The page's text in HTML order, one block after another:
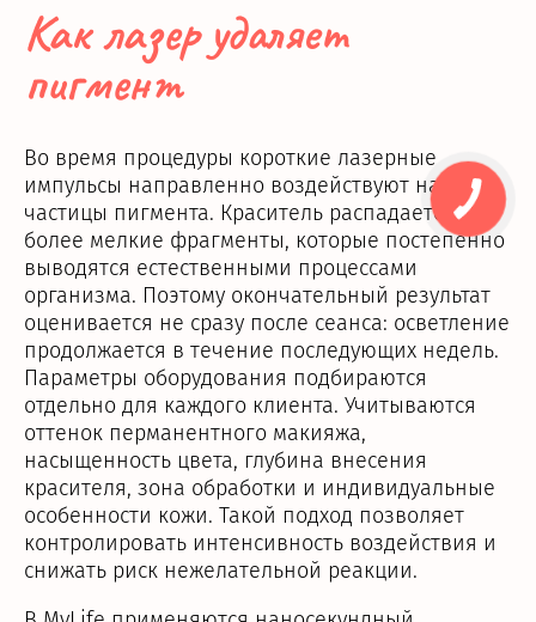
Как лазер удаляет
пигмент
Во время процедуры короткие лазерные
импульсы направленно воздействуют на
частицы пигмента. Краситель распадается на
более мелкие фрагменты, которые постепенно
выводятся естественными процессами
организма. Поэтому окончательный результат
оценивается не сразу после сеанса: осветление
продолжается в течение последующих недель.
Параметры оборудования подбираются
отдельно для каждого клиента. Учитываются
оттенок перманентного макияжа,
насыщенность цвета, глубина внесения
красителя, зона обработки и индивидуальные
особенности кожи. Такой подход позволяет
контролировать интенсивность воздействия и
снижать риск нежелательной реакции.